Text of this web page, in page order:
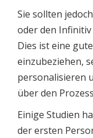
Sie sollten
oder den Infinitiv
Dies ist eine
einzubeziehen,
personalisieren
über den
Einige Studien
der ersten